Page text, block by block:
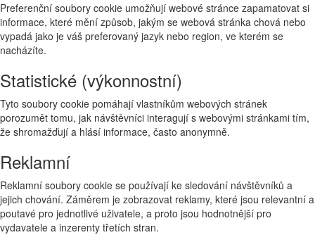
Preferenční soubory cookie umožňují webové stránce zapamatovat si
informace, které mění způsob, jakým se webová stránka chová nebo
vypadá jako je váš preferovaný jazyk nebo region, ve kterém se
nacházíte.
Statistické (výkonnostní)
Tyto soubory cookie pomáhají vlastníkům webových stránek
porozumět tomu, jak návštěvníci interagují s webovými stránkami tím,
že shromažďují a hlásí informace, často anonymně.
Reklamní
Reklamní soubory cookie se používají ke sledování návštěvníků a
jejich chování. Záměrem je zobrazovat reklamy, které jsou relevantní a
poutavé pro jednotlivé uživatele, a proto jsou hodnotnější pro
vydavatele a inzerenty třetích stran.